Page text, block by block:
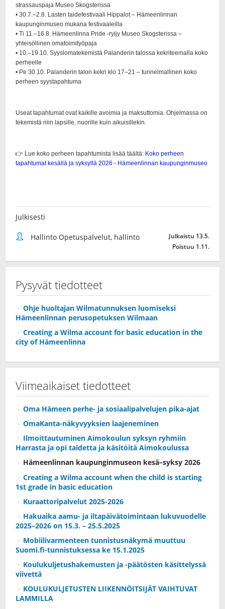
Julkisesti
Hallinto Opetuspalvelut, hallinto
Julkaistu 13.5.
Poistuu 1.11.
Pysyvät tiedotteet
Ohje huoltajan Wilmatunnuksen luomiseksi
Hämeenlinnan perusopetuksen Wilmaan
Creating a Wilma account for basic education in the
city of Hämeenlinna
Viimeaikaiset tiedotteet
Oma Hämeen perhe- ja sosiaalipalvelujen pika-ajat
OmaKanta-näkyvyyksien laajeneminen
Ilmoittautuminen Aimokoulun syksyn ryhmiin
Harrasta ja opi taidetta ja käsitöitä Aimokoulussa
Hämeenlinnan kaupunginmuseon kesä–syksy 2026
Creating a Wilma account when the child is starting
1st grade in basic education
Kuraattoripalvelut 2025-2026
Hakuaika aamu- ja iltapäivätoimintaan lukuvuodelle
2025–2026 on 15.3. – 25.5.2025
Mobiilivarmenteen tunnistusnäkymä muuttuu
Suomi.fi-tunnistuksessa ke 15.1.2025
Koulukuljetushakemusten ja -päätösten käsittelyssä
viivettä
KOULUKULJETUSTEN LIIKENNÖITSIJÄT VAIHTUVAT
LAMMILLA